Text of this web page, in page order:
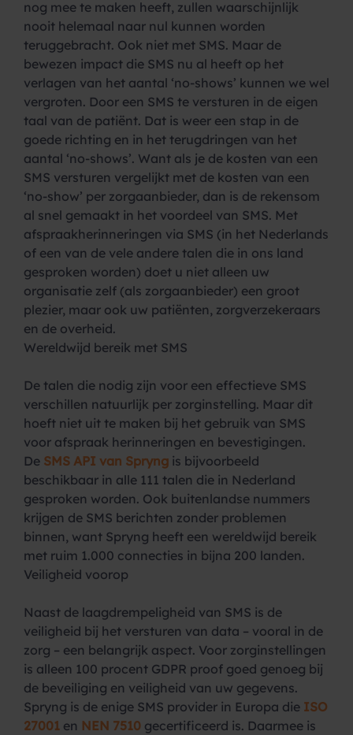
nog mee te maken heeft, zullen waarschijnlijk
nooit helemaal naar nul kunnen worden
teruggebracht. Ook niet met SMS. Maar de
bewezen impact die SMS nu al heeft op het
verlagen van het aantal ‘no-shows’ kunnen we wel
vergroten. Door een SMS te versturen in de eigen
taal van de patiënt. Dat is weer een stap in de
goede richting en in het terugdringen van het
aantal ‘no-shows’. Want als je de kosten van een
SMS versturen vergelijkt met de kosten van een
‘no-show’ per zorgaanbieder, dan is de rekensom
al snel gemaakt in het voordeel van SMS. Met
afspraakherinneringen via SMS (in het Nederlands
of een van de vele andere talen die in ons land
gesproken worden) doet u niet alleen uw
organisatie zelf (als zorgaanbieder) een groot
plezier, maar ook uw patiënten, zorgverzekeraars
en de overheid.
Wereldwijd bereik met SMS
De talen die nodig zijn voor een effectieve SMS
verschillen natuurlijk per zorginstelling. Maar dit
hoeft niet uit te maken bij het gebruik van SMS
voor afspraak herinneringen en bevestigingen.
De SMS API van Spryng is bijvoorbeeld
beschikbaar in alle 111 talen die in Nederland
gesproken worden. Ook buitenlandse nummers
krijgen de SMS berichten zonder problemen
binnen, want Spryng heeft een wereldwijd bereik
met ruim 1.000 connecties in bijna 200 landen.
Veiligheid voorop
Naast de laagdrempeligheid van SMS is de
veiligheid bij het versturen van data – vooral in de
zorg – een belangrijk aspect. Voor zorginstellingen
is alleen 100 procent GDPR proof goed genoeg bij
de beveiliging en veiligheid van uw gegevens.
Spryng is de enige SMS provider in Europa die ISO
27001 en NEN 7510 gecertificeerd is. Daarmee is